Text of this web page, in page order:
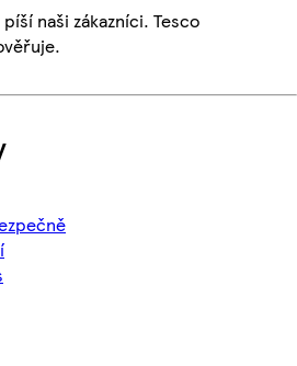
naši zákazníci. Tesco